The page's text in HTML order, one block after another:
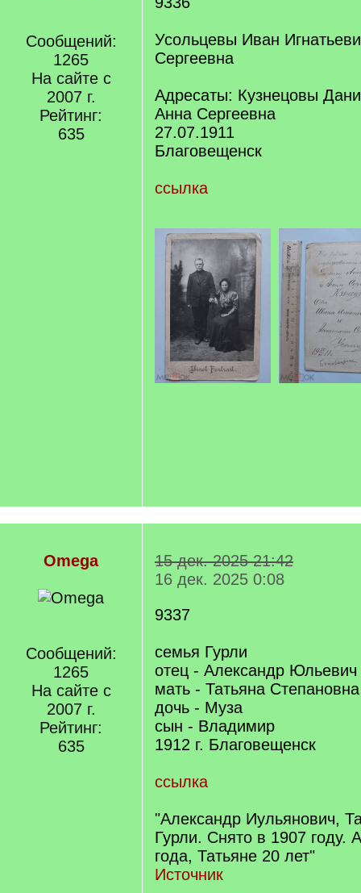
Сообщений:
1265
На сайте с
2007 г.
Рейтинг:
635
Усольцевы Иван
Сергеевна
Адресаты: Кузнецовы
Анна Сергеевна
27.07.1911
Благовещенск
ссылка
Omega
Сообщений:
1265
На сайте с
2007 г.
Рейтинг:
635
15 дек. 2025 21:42
16 дек. 2025 0:08
9337
семья Гурли
отец - Александр Юльевич
мать - Татьяна Степановна
дочь - Муза
сын - Владимир
1912 г. Благовещенск
ссылка
"Александр Иульянович,
Гурли. Снято в 1907 году.
года, Татьяне 20 лет"
Источник